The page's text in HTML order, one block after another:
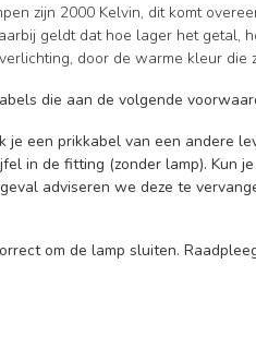
zijn 2000 Kelvin, dit komt
geldt dat hoe lager het getal,
door de warme kleur die
die aan de volgende
je een prikkabel van een andere
in de fitting (zonder lamp). Kun
adviseren we deze te
om de lamp sluiten.